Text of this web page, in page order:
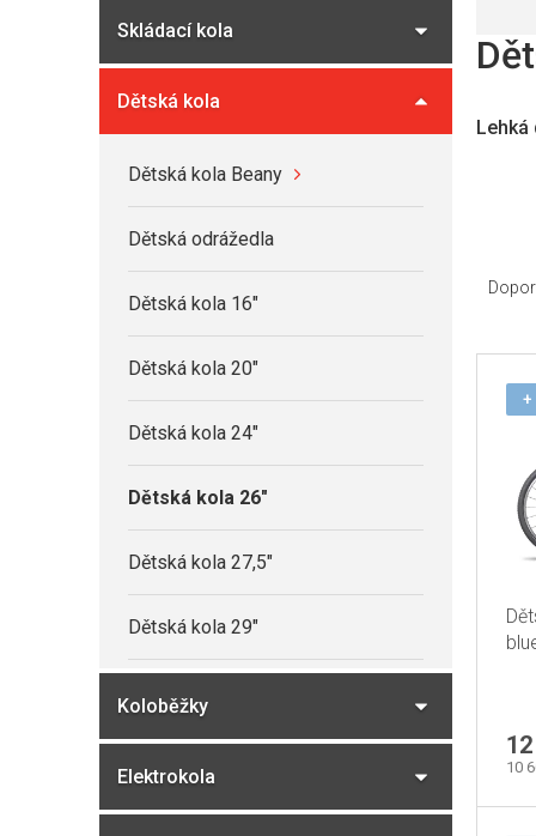
n
p
Skládací kola
Dětská kola
Dětská kola Beany
Dětská odrážedla
Dětská kola 16"
Dětská kola 20"
Dětská kola 24"
Dětská kola 26"
Dětská kola 27,5"
Dětská kola 29"
Koloběžky
Elektrokola
a
e
+
je
5,0
5
10